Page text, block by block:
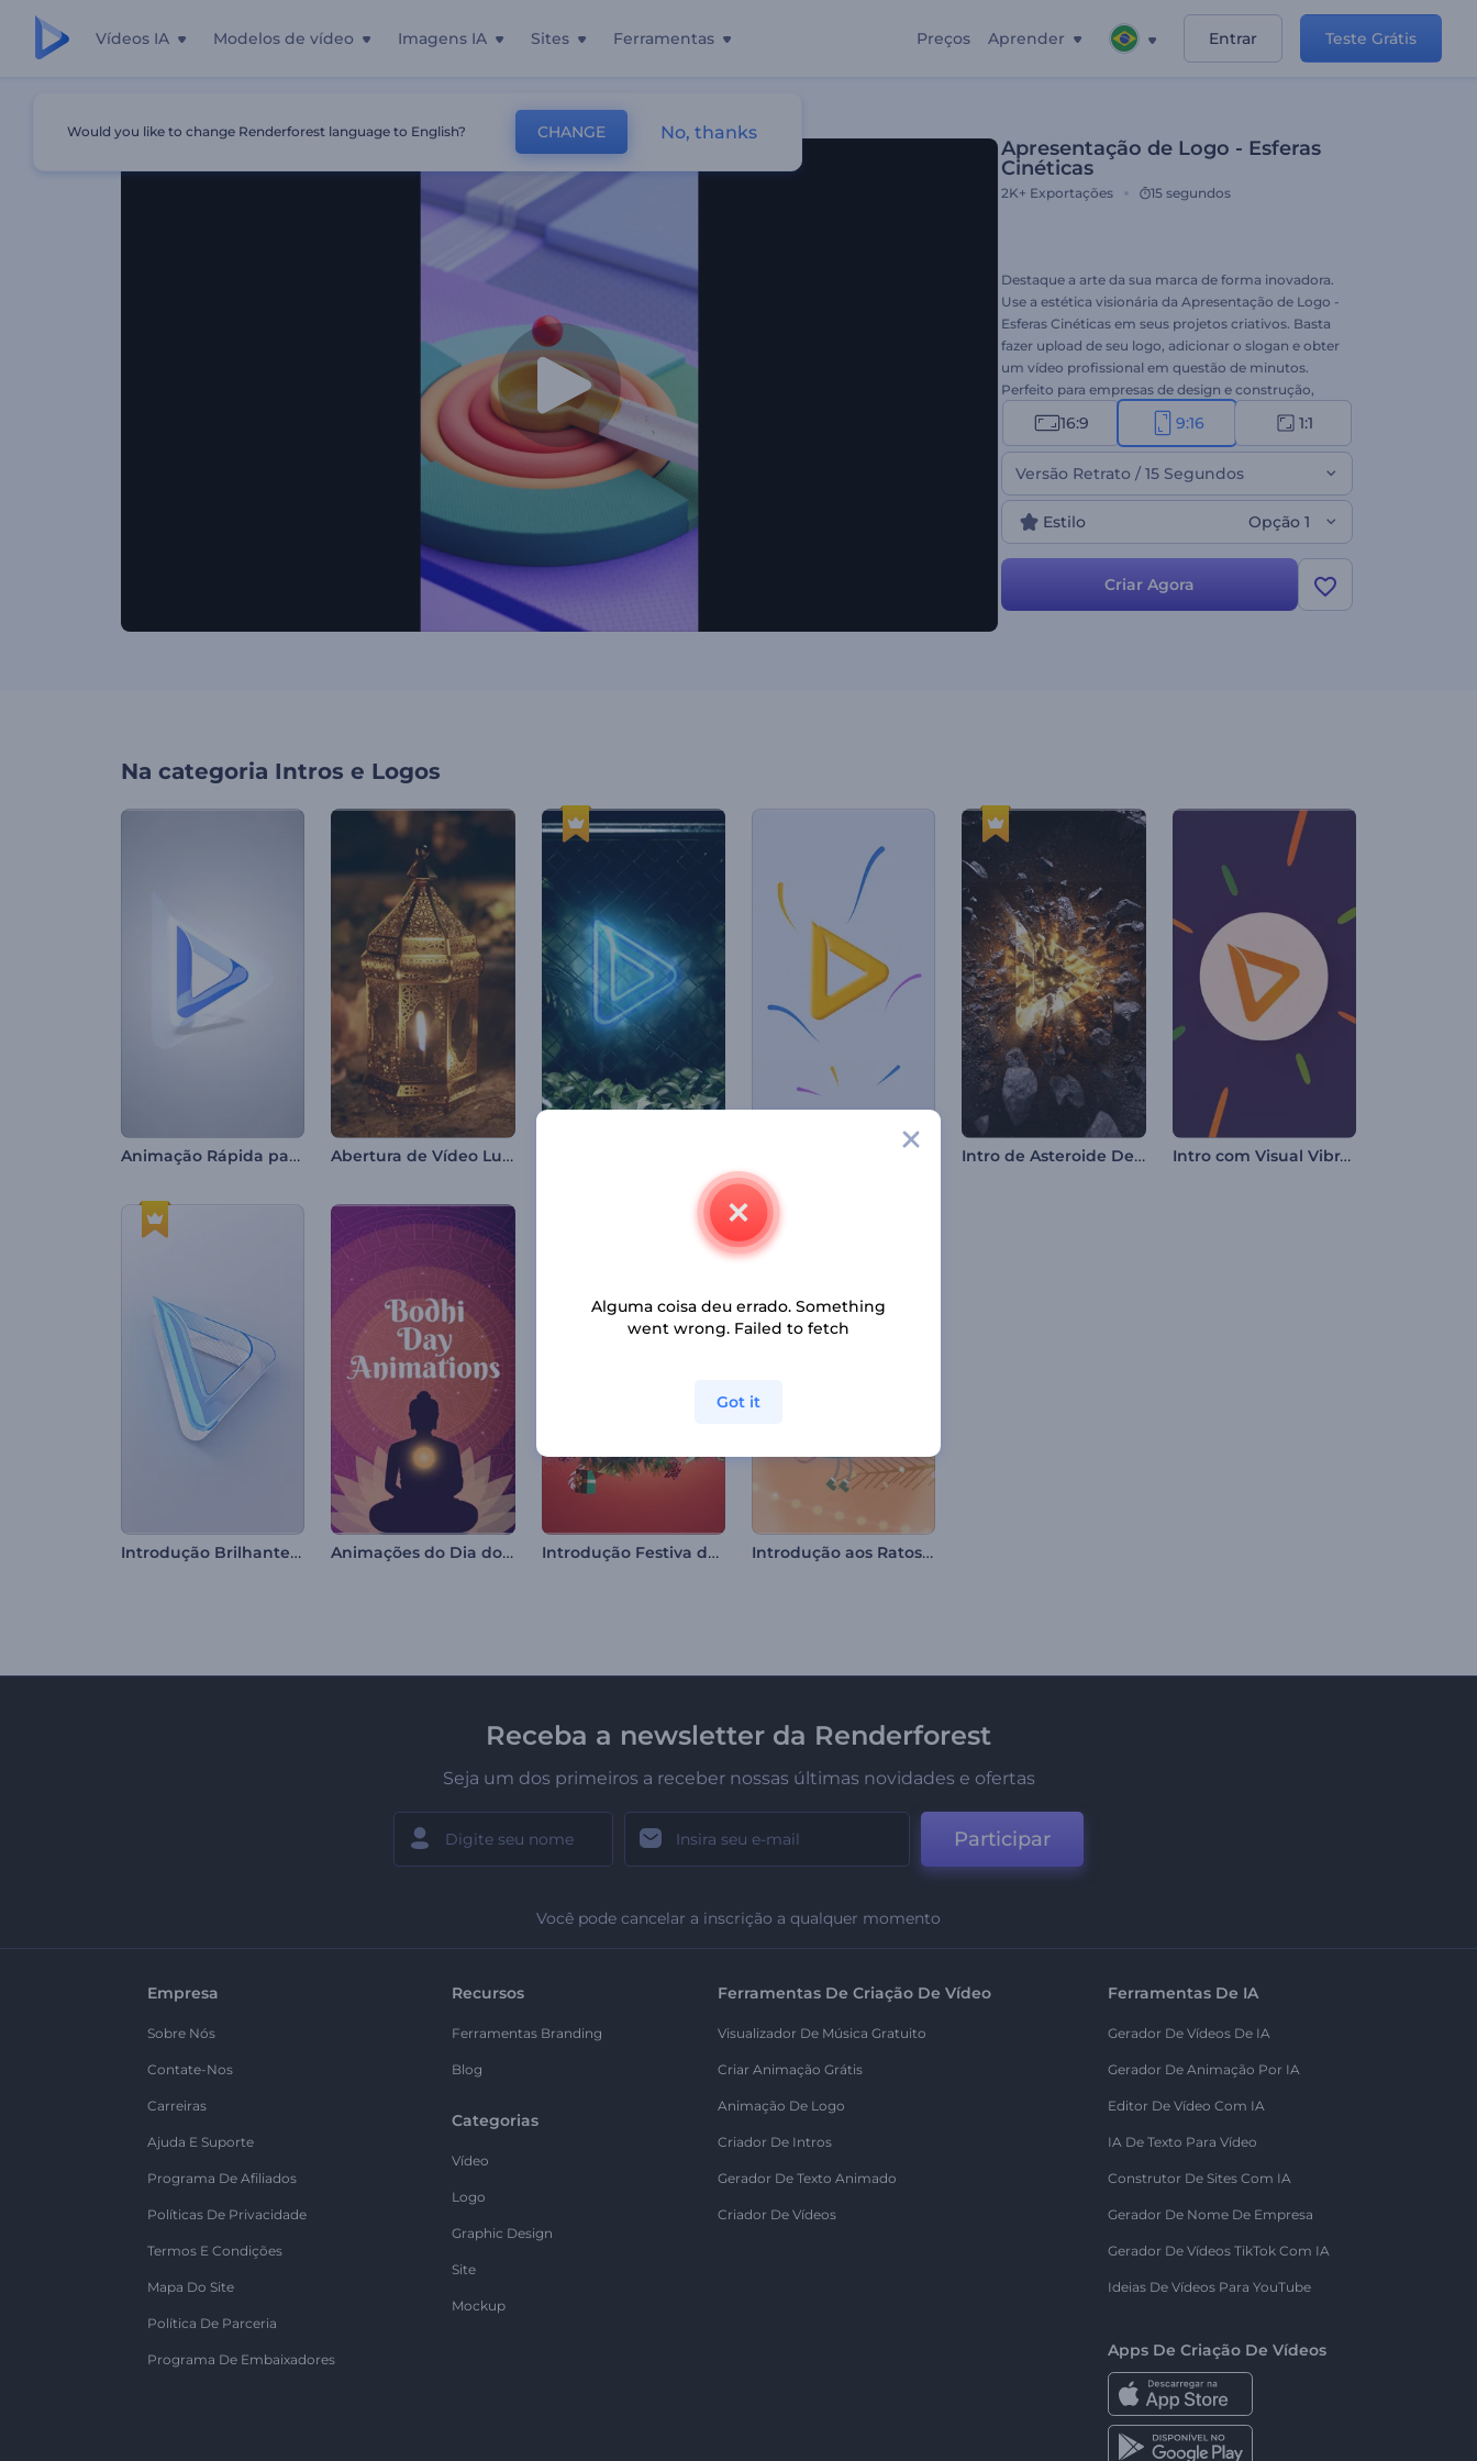
Vídeos IA Modelos de vídeo Imagens IA Sites Ferramentas Preços Aprender Entrar Teste Grátis
Apresentação de Logo - Esferas
Cinéticas
2K+ Exportações 15 segundos
Destaque a arte da sua marca de forma inovadora.
Use a estética visionária da Apresentação de Logo -
Esferas Cinéticas em seus projetos criativos. Basta
fazer upload de seu logo, adicionar o slogan e obter
um vídeo profissional em questão de minutos.
Perfeito para empresas de design e construção,
intros/outros do YouTube, projetos de marca,
apresentações corporativas e muito outros
projetos. Dê uma chance a este template agora!
16:9 9:16 1:1
Versão Retrato / 15 Segundos
Estilo Opção 1
Criar Agora
Na categoria Intros e Logos
Animação Rápida para Logos Abertura de Vídeo Luminosa para o Ramadã Intro de Asteroide Destruidor Intro com Visual Vibrante
Introdução Brilhante e Limpa Animações do Dia do Bodhi Introdução Festiva da Bola de Natal Introdução aos Ratos Alegres de Natal
Receba a newsletter da Renderforest
Seja um dos primeiros a receber nossas últimas novidades e ofertas
Participar
Você pode cancelar a inscrição a qualquer momento
Empresa
Sobre Nós
Contate-Nos
Carreiras
Ajuda E Suporte
Programa De Afiliados
Políticas De Privacidade
Termos E Condições
Mapa Do Site
Política De Parceria
Programa De Embaixadores
Recursos
Ferramentas Branding
Blog
Categorias
Vídeo
Logo
Graphic Design
Site
Mockup
Ferramentas De Criação De Vídeo
Visualizador De Música Gratuito
Criar Animação Grátis
Animação De Logo
Criador De Intros
Gerador De Texto Animado
Criador De Vídeos
Ferramentas De IA
Gerador De Vídeos De IA
Gerador De Animação Por IA
Editor De Vídeo Com IA
IA De Texto Para Vídeo
Construtor De Sites Com IA
Gerador De Nome De Empresa
Gerador De Vídeos TikTok Com IA
Ideias De Vídeos Para YouTube
Apps De Criação De Vídeos
Would you like to change Renderforest language to English? CHANGE No, thanks
Alguma coisa deu errado. Something
went wrong. Failed to fetch
Got it